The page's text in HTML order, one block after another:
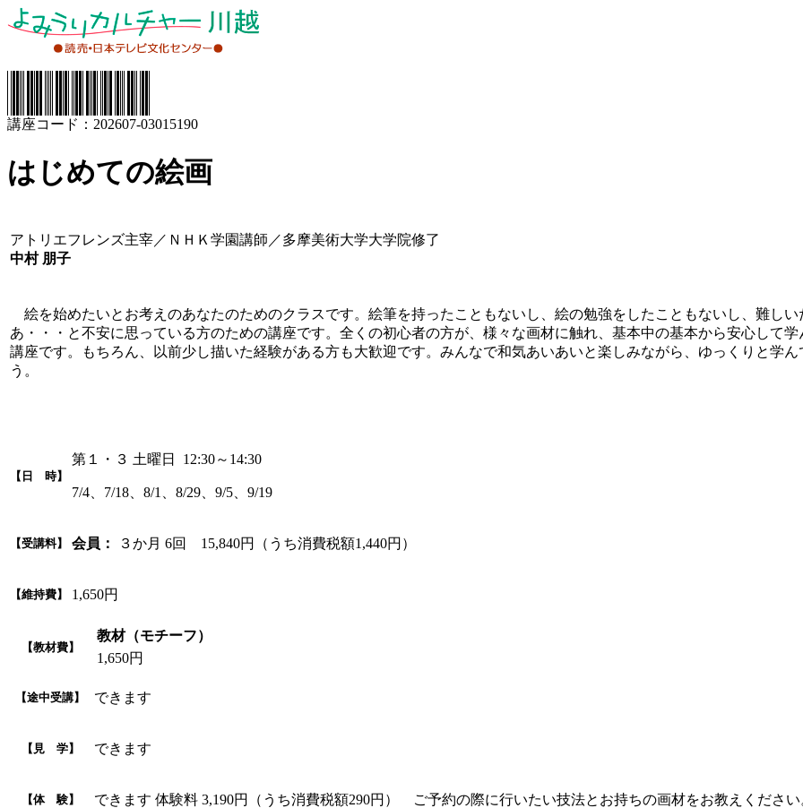
講座コード：202607-03015190
はじめての絵画
アトリエフレンズ主宰／ＮＨＫ学園講師／多摩美術大学大学院修了
中村 朋子
絵を始めたいとお考えのあなたのためのクラスです。絵筆を持ったこともないし、絵の勉強をしたこともないし、難しい
あ・・・と不安に思っている方のための講座です。全くの初心者の方が、様々な画材に触れ、基本中の基本から安心して
講座です。もちろん、以前少し描いた経験がある方も大歓迎です。みんなで和気あいあいと楽しみながら、ゆっくりと学ん
う。
【日 時】
第１・３ 土曜日 12:30～14:30
7/4、7/18、8/1、8/29、9/5、9/19
【受講料】 会員： ３か月 6回 15,840円（うち消費税額1,440円）
【維持費】 1,650円
【教材費】
教材（モチーフ）
1,650円
【途中受講】 できます
【見 学】 できます
【体 験】 できます 体験料 3,190円（うち消費税額290円） ご予約の際に行いたい技法とお持ちの画材をお教えください